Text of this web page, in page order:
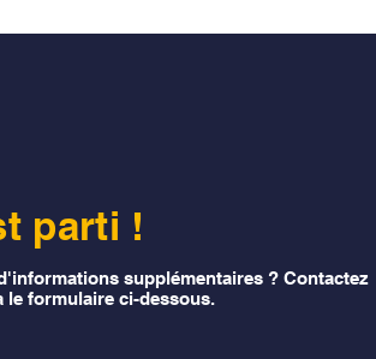
parti !
supplémentaires ? Contactez
le formulaire ci-dessous.